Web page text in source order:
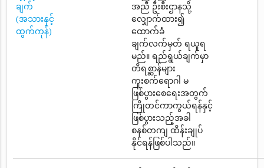
ချက်
(အသားနှင့်
ထွက်ကုန်)
အညီ ဦးစီးဌာနသို့
လျှောက်ထား၍
ထောက်ခံ
ချက်လက်မှတ် ရယူရ
မည်။ ရည်ရွယ်ချက်မှာ
တိရစ္ဆာန်များ
ကူးစက်ရောဂါ မ
ဖြစ်ပွားစေရေးအတွက်
ကြိုတင်ကာကွယ်ရန်နှင့်
ဖြစ်ပွားသည့်အခါ
စနစ်တကျ ထိန်းချုပ်
နိုင်ရန်ဖြစ်ပါသည်။